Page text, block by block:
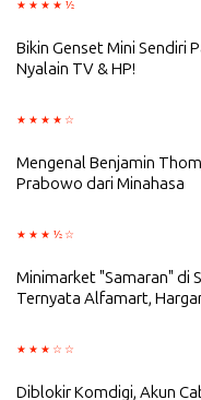
Bikin Genset Mini Sendiri
Nyalain TV & HP!
Mengenal Benjamin
Prabowo dari Minahasa
Minimarket "Samaran" di
Ternyata Alfamart,
Diblokir Komdigi, Akun